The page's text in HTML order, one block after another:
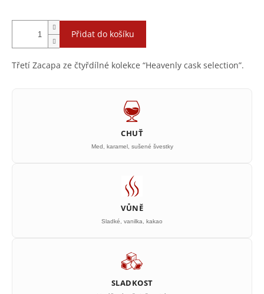
Přidat do košíku
Třetí Zacapa ze čtyřdílné kolekce “Heavenly cask selection”.
CHUŤ
Med, karamel, sušené švestky
VŮNĚ
Sladké, vanilka, kakao
SLADKOST